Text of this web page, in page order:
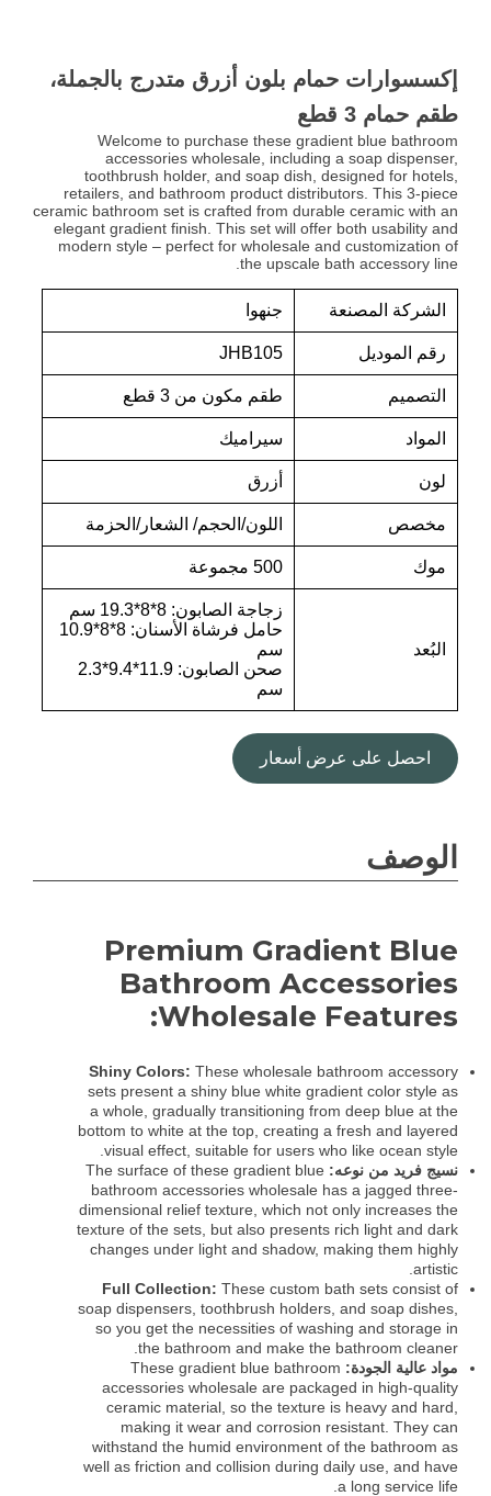
إكسسوارات حمام بلون أزرق متدرج بالجملة،
طقم حمام 3 قطع
Welcome to purchase these gradient blue bathroom
accessories wholesale, including a soap dispenser,
toothbrush holder, and soap dish, designed for hotels,
retailers, and bathroom product distributors. This 3-piece
ceramic bathroom set is crafted from durable ceramic with an
elegant gradient finish. This set will offer both usability and
modern style – perfect for wholesale and customization of
the upscale bath accessory line.
الشركة المصنعة جنهوا
رقم الموديل JHB105
التصميم طقم مكون من 3 قطع
المواد سيراميك
لون أزرق
مخصص اللون/الحجم/ الشعار/الحزمة
موك 500 مجموعة
البُعد
زجاجة الصابون: 8*8*19.3 سم
حامل فرشاة الأسنان: 8*8*10.9
سم
صحن الصابون: 11.9*9.4*2.3
سم
احصل على عرض أسعار
الوصف
Premium Gradient Blue
Bathroom Accessories
Wholesale Features:
Shiny Colors: These wholesale bathroom accessory
sets present a shiny blue white gradient color style as
a whole, gradually transitioning from deep blue at the
bottom to white at the top, creating a fresh and layered
visual effect, suitable for users who like ocean style.
نسيج فريد من نوعه: The surface of these gradient blue
bathroom accessories wholesale has a jagged three-
dimensional relief texture, which not only increases the
texture of the sets, but also presents rich light and dark
changes under light and shadow, making them highly
artistic.
Full Collection: These custom bath sets consist of
soap dispensers, toothbrush holders, and soap dishes,
so you get the necessities of washing and storage in
the bathroom and make the bathroom cleaner.
مواد عالية الجودة: These gradient blue bathroom
accessories wholesale are packaged in high-quality
ceramic material, so the texture is heavy and hard,
making it wear and corrosion resistant. They can
withstand the humid environment of the bathroom as
well as friction and collision during daily use, and have
a long service life.